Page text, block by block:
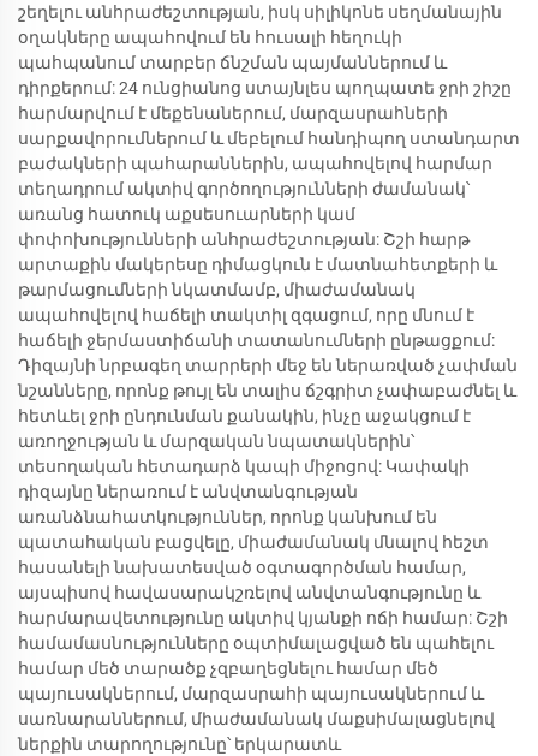
շեղելու անհրաժեշտության, իսկ սիլիկոնե սեղմանային
օղակները ապահովում են հուսալի հեղուկի
պահպանում տարբեր ճնշման պայմաններում և
դիրքերում: 24 ունցիանոց ստայնլես պողպատե ջրի շիշը
հարմարվում է մեքենաներում, մարզասրահների
սարքավորումներում և մեբելում հանդիպող ստանդարտ
բաժակների պահարաններին, ապահովելով հարմար
տեղադրում ակտիվ գործողությունների ժամանակ՝
առանց հատուկ աքսեսուարների կամ
փոփոխությունների անհրաժեշտության: Շշի հարթ
արտաքին մակերեսը դիմացկուն է մատնահետքերի և
թարմացումների նկատմամբ, միաժամանակ
ապահովելով հաճելի տակտիլ զգացում, որը մնում է
հաճելի ջերմաստիճանի տատանումների ընթացքում:
Դիզայնի նրբագեղ տարրերի մեջ են ներառված չափման
նշանները, որոնք թույլ են տալիս ճշգրիտ չափաբաժնել և
հետևել ջրի ընդունման քանակին, ինչը աջակցում է
առողջության և մարզական նպատակներին՝
տեսողական հետադարձ կապի միջոցով: Կափակի
դիզայնը ներառում է անվտանգության
առանձնահատկություններ, որոնք կանխում են
պատահական բացվելը, միաժամանակ մնալով հեշտ
հասանելի նախատեսված օգտագործման համար,
այսպիսով հավասարակշռելով անվտանգությունը և
հարմարավետությունը ակտիվ կյանքի ոճի համար: Շշի
համամասնությունները օպտիմալացված են պահելու
համար մեծ տարածք չզբաղեցնելու համար մեծ
պայուսակներում, մարզասրահի պայուսակներում և
սառնարաններում, միաժամանակ մաքսիմալացնելով
ներքին տարողությունը՝ երկարատև